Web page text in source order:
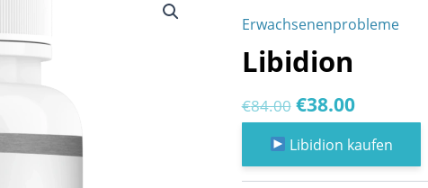
Erwachsenenprobleme
Libidion
€84.00 Original
price
was:
€38.00Current
price
is:
Libidion kaufen